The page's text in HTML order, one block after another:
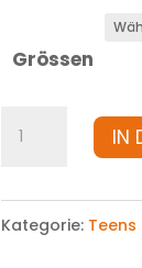
Grössen
T-
Menge
IN
Kategorie: Teens